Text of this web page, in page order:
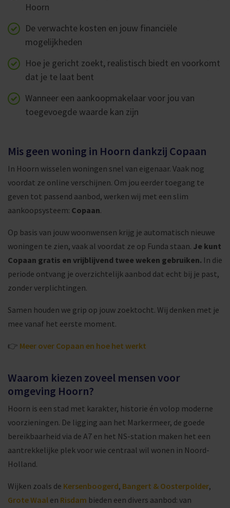
Hoorn
De verwachte kosten en jouw financiële
mogelijkheden
Hoe je gericht zoekt, realistisch biedt en voorkomt
dat je te laat bent
Wanneer een aankoopmakelaar voor jou van
toegevoegde waarde kan zijn
Mis geen woning in Hoorn dankzij Copaan
In Hoorn wisselen woningen snel van eigenaar. Vaak nog
voordat ze online verschijnen. Om jou eerder toegang te
geven tot passend aanbod, werken wij met een slim
aankoopsysteem: Copaan.
Op basis van jouw woonwensen krijg je automatisch nieuwe
woningen te zien, vaak al voordat ze op Funda staan. Je kunt
Copaan gratis en vrijblijvend twee weken gebruiken. In die
periode ontvang je overzichtelijk aanbod dat echt bij je past,
zonder verplichtingen.
Samen houden we grip op jouw zoektocht. Wij denken met je
mee vanaf het eerste moment.
👉 Meer over Copaan en hoe het werkt
Waarom kiezen zoveel mensen voor
omgeving Hoorn?
Hoorn is een stad met karakter, historie én volop moderne
voorzieningen. De ligging aan het Markermeer, de goede
bereikbaarheid via de A7 en het NS-station maken het een
aantrekkelijke plek voor wie centraal wil wonen in Noord-
Holland.
Wijken zoals de Kersenboogerd, Bangert & Oosterpolder,
Grote Waal en Risdam bieden een divers aanbod: van